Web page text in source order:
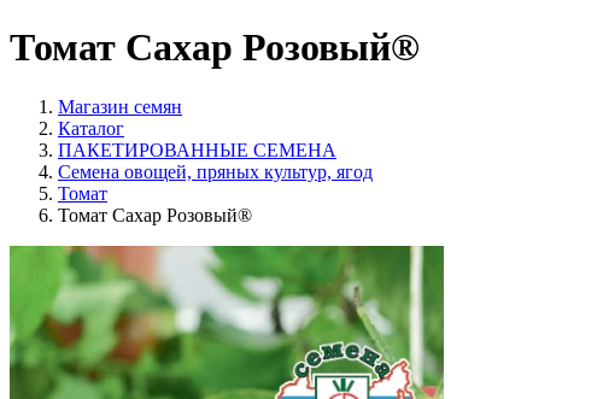
Томат Сахар Розовый®
Магазин семян
Каталог
ПАКЕТИРОВАННЫЕ СЕМЕНА
Семена овощей, пряных культур, ягод
Томат
Томат Сахар Розовый®